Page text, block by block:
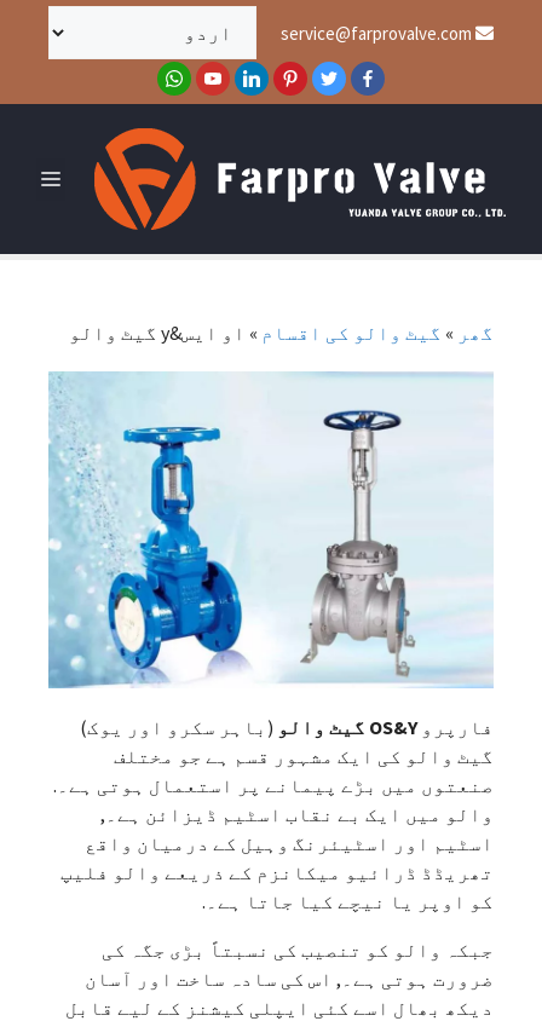
گھر » گیٹ والو کی اقسام » او ایس&y گیٹ والو
فارپروOS&Y گیٹ والو
(باہر سکرو اور یوک)
گیٹ والو کی ایک مشہور قسم ہے جو مختلف
صنعتوں میں بڑے پیمانے پر استعمال ہوتی ہے۔.
والو میں ایک بے نقاب اسٹیم ڈیزائن ہے۔,
اسٹیم اور اسٹیئرنگ وہیل کے درمیان واقع
تھریڈڈ ڈرائیو میکانزم کے ذریعے والو فلیپ
کو اوپر یا نیچے کیا جاتا ہے۔.
جبکہ والو کو تنصیب کی نسبتاً بڑی جگہ کی
ضرورت ہوتی ہے۔, اس کی سادہ ساخت اور آسان
دیکھ بھال اسے کئی ایپلی کیشنز کے لیے قابل